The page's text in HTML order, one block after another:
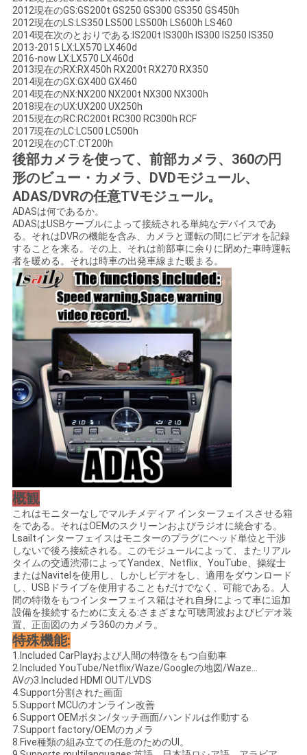
ニ
ュ
ー
ス
場
合
地
図
PRIVACY
POLICY
2012現在のGS:GS200t GS250 GS300 GS350 GS450h
2012現在のLS:LS350 LS500 LS500h LS600h LS460
2014現在次のとおりである:IS200t IS300h IS300 IS250 IS350
2013-2015 LX:LX570 LX460d
2016-now LX:LX570 LX460d
2013現在のRX:RX450h RX200t RX270 RX350
2014現在のGX:GX400 GX460
2014現在のNX:NX200 NX200t NX300 NX300h
2018現在のUX:UX200 UX250h
2015現在のRC:RC200t RC300 RC300h RCF
2017現在のLC:LC500 LC500h
2012現在のCT:CT200h
後部カメラを使って、前部カメラ、360の円
形のビュー・カメラ、DVDモジュール、
ADAS/DVRの任意TVモジュール。
ADASは何であるか。
ADASはUSBケーブルによって接続される単純なデバイスであ
る。それはDVRの機能を含み、カメラと運転の間にビデオを記録
することを来る。その上、それは前部車に余りに閉めた車時運転
者を暖める。それは時車の出発車線また暖まる。
概観
これはモニターなしでマルチメディア インターフェイスさせる箱
をである。それはOEMのスクリーンおよびラジオに統合する。
Lsailtインターフェイスはモニターのプラグにヘッド単位と干渉
しないで後ろ接続される。このモジュールによって、またリアル
タイムの交通渋滞によってYandex、Netflix、YouTube、操縦士
またはNavitelを使用し、しかしビデオをし、適用をダウンロード
し、USBドライブを使用することもだけでなく、可能である。人
間の特徴をもつインターフェイス箱はそれ自身によって車に追加
設備を接続するために支える:さまざまな可聴周波およびビデオ装
置、正面図のカメラ360のカメラ。
特殊機能:
1.Included CarPlayおよび人間の特徴をもつ自動車
2.Included YouTube/Netflix/Waze/Googleの地図/Waze…
AVの3.Included HDMI OUT/LVDS
4.Support分割された画面
5.Support MCUのオンライン改善
6.Support OEMボタン/タッチ画面/ハンドルは作動する
7.Support factory/OEMのカメラ
8.Five種類の組み立ての任意のためのUI。